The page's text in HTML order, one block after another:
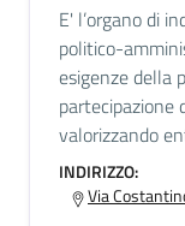
E' l’organo di
politico-
esigenze della
valorizzando
INDIRIZZO:
Via